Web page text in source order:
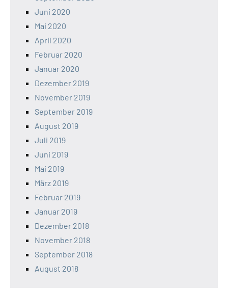
Juni 2020
Mai 2020
April 2020
Februar 2020
Januar 2020
Dezember 2019
November 2019
September 2019
August 2019
Juli 2019
Juni 2019
Mai 2019
März 2019
Februar 2019
Januar 2019
Dezember 2018
November 2018
September 2018
August 2018